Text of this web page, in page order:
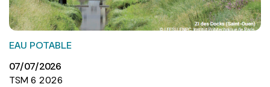
EAU POTABLE
07/07/2026
TSM 6 2026